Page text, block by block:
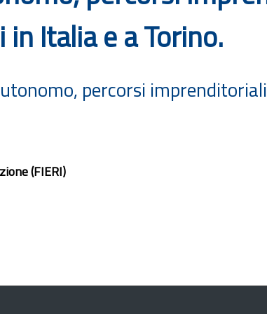
Italia e a Torino.
percorsi
(FIERI)